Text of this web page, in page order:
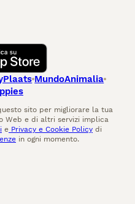
MundoAnimalia
sito per migliorare la tua
Web e di altri servizi implica
e Privacy e Cookie Policy di
in ogni momento.